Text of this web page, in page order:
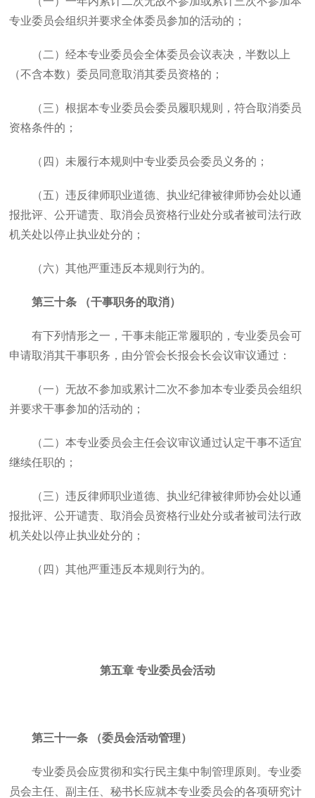
专业委员会组织并要求全体委员参加的活动的；
（二）经本专业委员会全体委员会议表决，半数以上
（不含本数）委员同意取消其委员资格的；
（三）根据本专业委员会委员履职规则，符合取消委员
资格条件的；
（四）未履行本规则中专业委员会委员义务的；
（五）违反律师职业道德、执业纪律被律师协会处以通
报批评、公开谴责、取消会员资格行业处分或者被司法行政
机关处以停止执业处分的；
（六）其他严重违反本规则行为的。
第三十条 （干事职务的取消）
有下列情形之一，干事未能正常履职的，专业委员会可
申请取消其干事职务，由分管会长报会长会议审议通过：
（一）无故不参加或累计二次不参加本专业委员会组织
并要求干事参加的活动的；
（二）本专业委员会主任会议审议通过认定干事不适宜
继续任职的；
（三）违反律师职业道德、执业纪律被律师协会处以通
报批评、公开谴责、取消会员资格行业处分或者被司法行政
机关处以停止执业处分的；
（四）其他严重违反本规则行为的。
第五章 专业委员会活动
第三十一条 （委员会活动管理）
专业委员会应贯彻和实行民主集中制管理原则。专业委
员会主任、副主任、秘书长应就本专业委员会的各项研究计